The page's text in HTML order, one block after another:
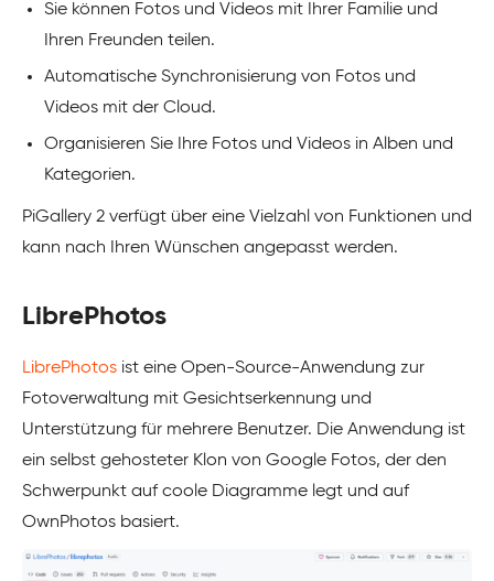
Sie können Fotos und Videos mit Ihrer Familie und
Ihren Freunden teilen.
Automatische Synchronisierung von Fotos und
Videos mit der Cloud.
Organisieren Sie Ihre Fotos und Videos in Alben und
Kategorien.
PiGallery 2 verfügt über eine Vielzahl von Funktionen und
kann nach Ihren Wünschen angepasst werden.
LibrePhotos
LibrePhotos ist eine Open-Source-Anwendung zur
Fotoverwaltung mit Gesichtserkennung und
Unterstützung für mehrere Benutzer. Die Anwendung ist
ein selbst gehosteter Klon von Google Fotos, der den
Schwerpunkt auf coole Diagramme legt und auf
OwnPhotos basiert.